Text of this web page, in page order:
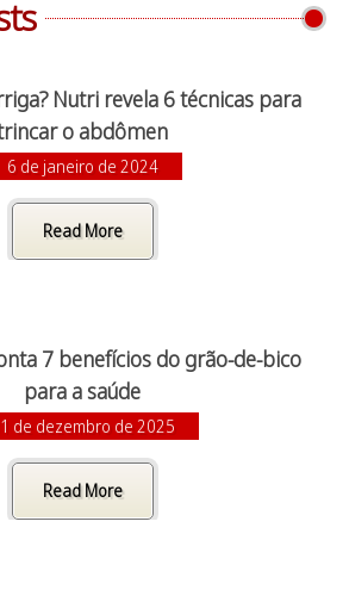
Nutri revela 6 técnicas para
o abdômen
6 de janeiro de 2024
Read More
7 benefícios do grão-de-bico
para a saúde
de dezembro de 2025
Read More